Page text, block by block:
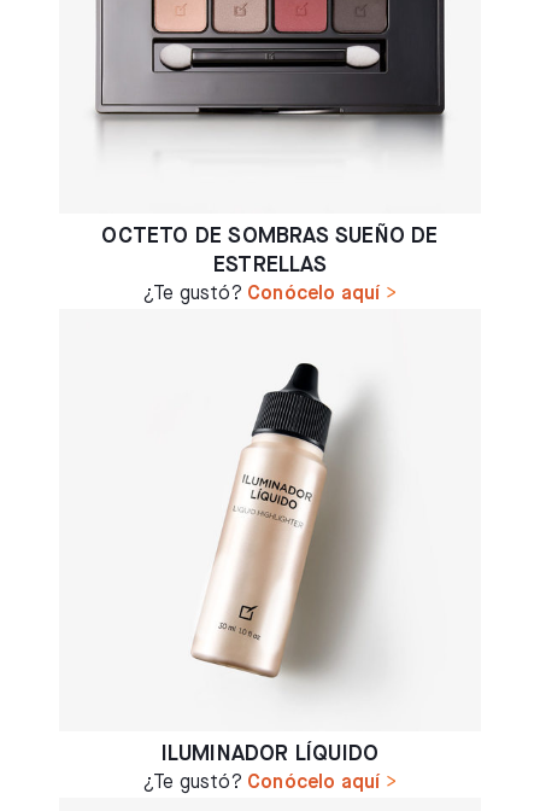
OCTETO DE SOMBRAS SUEÑO DE
ESTRELLAS
¿Te gustó? Conócelo aquí >
ILUMINADOR LÍQUIDO
¿Te gustó? Conócelo aquí >